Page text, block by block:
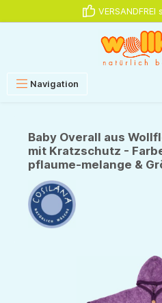
Navigation
Baby Overall aus
mit Kratzschutz -
pflaume-melange &